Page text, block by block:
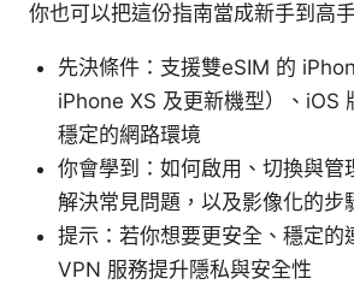
你也可以把這份指南當成新手到高
先決條件：支援雙eSIM 的
iPhone XS 及更新機型）、iOS
穩定的網路環境
你會學到：如何啟用、切換與管
解決常見問題，以及影像化的步
提示：若你想要更安全、穩定的
VPN 服務提升隱私與安全性